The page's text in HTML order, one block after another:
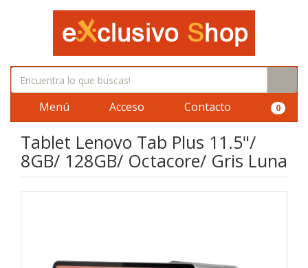
Menú Acceso Contacto 0
Tablet Lenovo Tab Plus 11.5"/
8GB/ 128GB/ Octacore/ Gris Luna